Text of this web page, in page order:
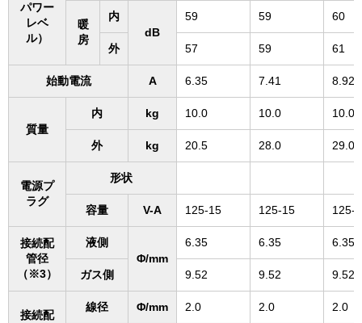
パワー
レベ
ル）
暖
房
内
dB
59 59 60
外 57 59 61
始動電流 A 6.35 7.41 8.92
質量
内 kg 10.0 10.0 10.0
外 kg 20.5 28.0 29.0
電源プ
ラグ
形状
容量 V-A 125-15 125-15 125-
接続配
管径
（※3）
液側
Φ/mm
6.35 6.35 6.35
ガス側 9.52 9.52 9.52
接続配
線径 Φ/mm 2.0 2.0 2.0